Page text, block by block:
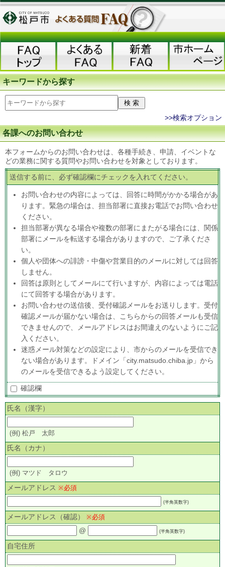
キーワードから探す
>>検索オプション
各課へのお問い合わせ
本フォームからのお問い合わせは、各種手続き、申請、イベントな
どの業務に関する質問やお問い合わせを対象としております。
送信する前に、必ず確認欄にチェックを入れてください。
お問い合わせの内容によっては、回答に時間がかかる場合があ
ります。緊急の場合は、担当部署に直接お電話でお問い合わせ
ください。
担当部署が異なる場合や複数の部署にまたがる場合には、関係
部署にメールを転送する場合がありますので、ご了承くださ
い。
個人や団体への誹謗・中傷や営業目的のメールに対しては回答
しません。
回答は原則としてメールにて行いますが、内容によっては電話
にて回答する場合があります。
お問い合わせの送信後、受付確認メールをお送りします。受付
確認メールが届かない場合は、こちらからの回答メールも受信
できませんので、メールアドレスはお間違えのないようにご記
入ください。
迷惑メール対策などの設定により、市からのメールを受信でき
ない場合があります。ドメイン「city.matsudo.chiba.jp」から
のメールを受信できるよう設定してください。
確認欄
氏名（漢字）
(例) 松戸 太郎
氏名（カナ）
(例) マツド タロウ
メールアドレス ※必須
(半角英数字)
メールアドレス（確認） ※必須
@ (半角英数字)
自宅住所